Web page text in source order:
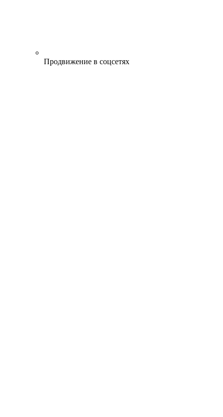
Продвижение в соцсетях